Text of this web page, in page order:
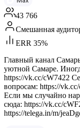
43 766
Смешанная
ERR 35%
Главный канал
уютной Самаре.
https://vk.cc/cW7422
вопросам: https://
Если мы случайно
сюда: https://vk.cc/
https://telega.in/m/